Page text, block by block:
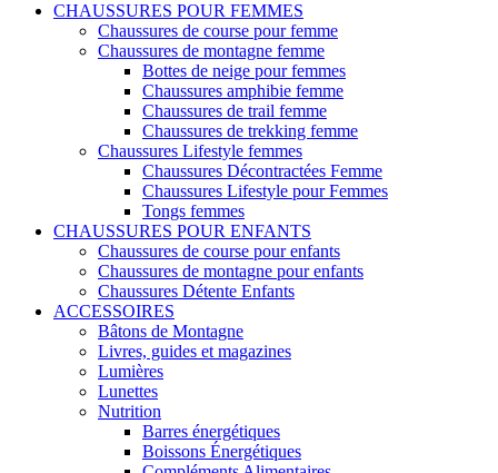
CHAUSSURES POUR FEMMES
Chaussures de course pour femme
Chaussures de montagne femme
Bottes de neige pour femmes
Chaussures amphibie femme
Chaussures de trail femme
Chaussures de trekking femme
Chaussures Lifestyle femmes
Chaussures Décontractées Femme
Chaussures Lifestyle pour Femmes
Tongs femmes
CHAUSSURES POUR ENFANTS
Chaussures de course pour enfants
Chaussures de montagne pour enfants
Chaussures Détente Enfants
ACCESSOIRES
Bâtons de Montagne
Livres, guides et magazines
Lumières
Lunettes
Nutrition
Barres énergétiques
Boissons Énergétiques